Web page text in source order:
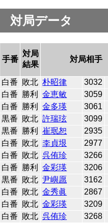
対局データ
手番
対局
結果
対局相手
白番 敗北 朴昭律 3032
白番 勝利 金恵敏 3059
白番 勝利 金多瑛 3061
黒番 敗北 許瑞玹 3099
黒番 勝利 崔珉恕 2935
白番 敗北 李貞垠 2977
白番 敗北 呉侑珍 3266
白番 勝利 金彩瑛 3206
黒番 敗北 尹嶼愿 3162
白番 敗北 金秀眞 2867
白番 敗北 金彩瑛 3209
白番 敗北 呉侑珍 3268